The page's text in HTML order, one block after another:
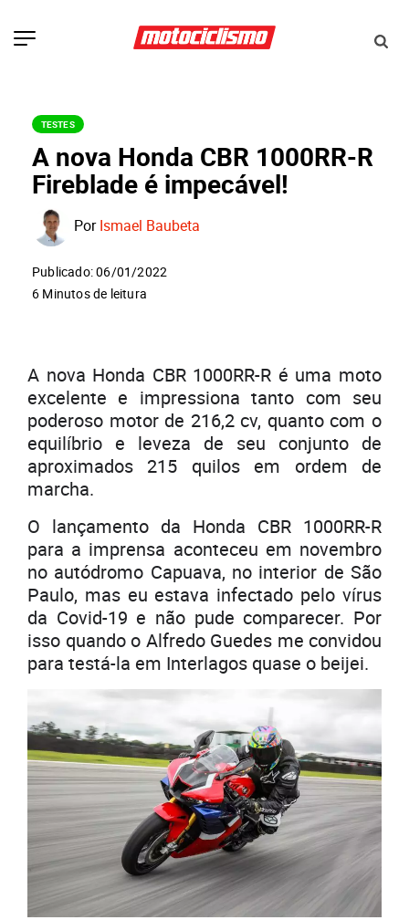
TESTES
A nova Honda CBR 1000RR-R
Fireblade é impecável!
PorIsmael Baubeta
Publicado: 06/01/2022
6 Minutos de leitura
A nova Honda CBR 1000RR-R é uma moto
excelente e impressiona tanto com seu
poderoso motor de 216,2 cv, quanto com o
equilíbrio e leveza de seu conjunto de
aproximados 215 quilos em ordem de
marcha.
O lançamento da Honda CBR 1000RR-R
para a imprensa aconteceu em novembro
no autódromo Capuava, no interior de São
Paulo, mas eu estava infectado pelo vírus
da Covid-19 e não pude comparecer. Por
isso quando o Alfredo Guedes me convidou
para testá-la em Interlagos quase o beijei.